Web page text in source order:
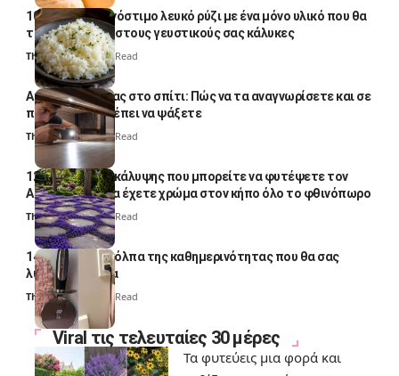
10 φορές ποιο νόστιμο λευκό ρύζι με ένα μόνο υλικό που θα
το απογειώσει στους γευστικούς σας κάλυκες
Thali Ombre4 Min Read
Αυγά κατσαρίδας στο σπίτι: Πώς να τα αναγνωρίσετε και σε
ποια σημεία πρέπει να ψάξετε
Thali Ombre4 Min Read
12 φυτά εδαφοκάλυψης που μπορείτε να φυτέψετε τον
Αύγουστο για να έχετε χρώμα στον κήπο όλο το φθινόπωρο
Thali Ombre7 Min Read
14 πανέξυπνα κόλπα της καθημερινότητας που θα σας
λύσουν τα χέρια
Thali Ombre 6 Min Read
Viral τις τελευταίες 30 μέρες
Τα φυτεύεις μια φορά και